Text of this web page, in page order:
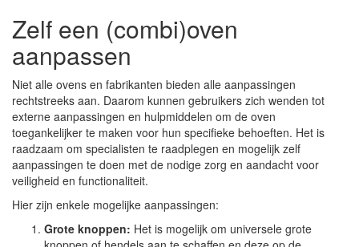
Zelf een (combi)oven
aanpassen
Niet alle ovens en fabrikanten bieden alle aanpassingen
rechtstreeks aan. Daarom kunnen gebruikers zich wenden tot
externe aanpassingen en hulpmiddelen om de oven
toegankelijker te maken voor hun specifieke behoeften. Het is
raadzaam om specialisten te raadplegen en mogelijk zelf
aanpassingen te doen met de nodige zorg en aandacht voor
veiligheid en functionaliteit.
Hier zijn enkele mogelijke aanpassingen:
Grote knoppen: Het is mogelijk om universele grote